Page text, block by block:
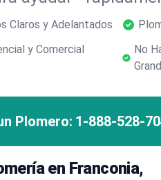
Claros y Adelantados
y Comercial
No
Plomero: 1-888-528-
en Franconia,